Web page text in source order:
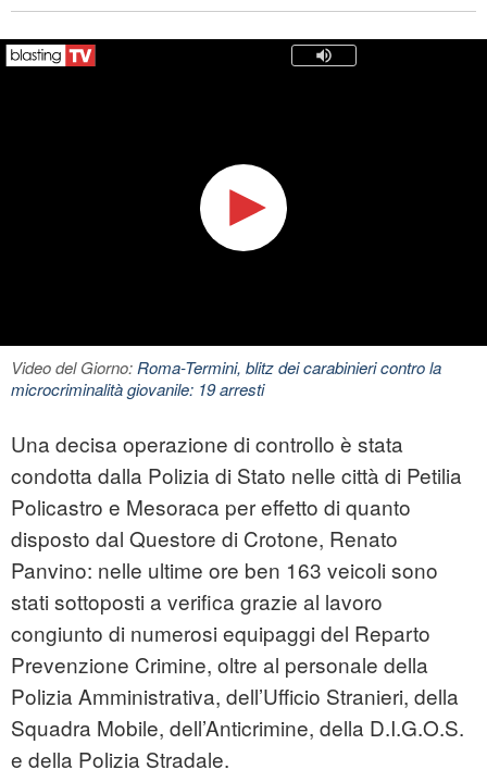
Video del Giorno:Roma-Termini, blitz dei carabinieri contro la
microcriminalità giovanile: 19 arresti
Una decisa operazione di controllo è stata
condotta dalla Polizia di Stato nelle città di Petilia
Policastro e Mesoraca per effetto di quanto
disposto dal Questore di Crotone, Renato
Panvino: nelle ultime ore ben 163 veicoli sono
stati sottoposti a verifica grazie al lavoro
congiunto di numerosi equipaggi del Reparto
Prevenzione Crimine, oltre al personale della
Polizia Amministrativa, dell’Ufficio Stranieri, della
Squadra Mobile, dell’Anticrimine, della D.I.G.O.S.
e della Polizia Stradale.